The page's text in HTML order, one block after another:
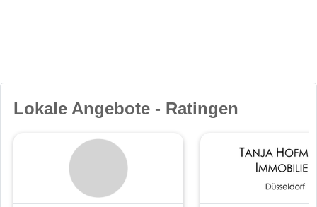
Lokale Angebote - Ratingen